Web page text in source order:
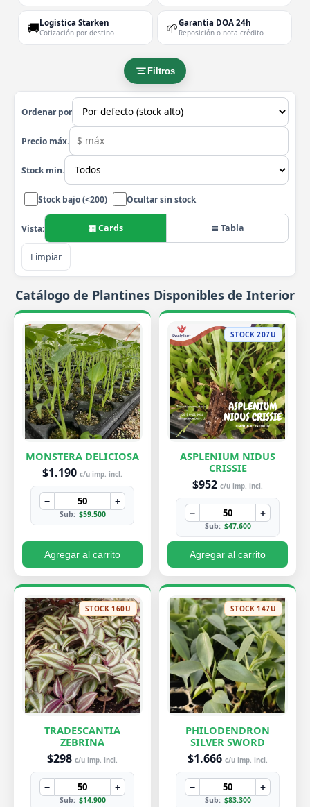
🚚Logística Starken
Cotización por destino 🌱Garantía DOA 24h
Reposición o nota crédito
Filtros
Ordenar por
Precio máx.
Stock mín.
Stock bajo (<200) Ocultar sin stock
Vista: ▦ Cards ≣ Tabla
Limpiar
Catálogo de Plantines Disponibles de Interior
MONSTERA DELICIOSA
$1.190 c/u imp. incl.
− +
Sub: $59.500
Agregar al carrito
STOCK 207U
ASPLENIUM NIDUS
CRISSIE
$952 c/u imp. incl.
− +
Sub: $47.600
Agregar al carrito
STOCK 160U
TRADESCANTIA
ZEBRINA
$298 c/u imp. incl.
− +
Sub: $14.900
STOCK 147U
PHILODENDRON
SILVER SWORD
$1.666 c/u imp. incl.
− +
Sub: $83.300